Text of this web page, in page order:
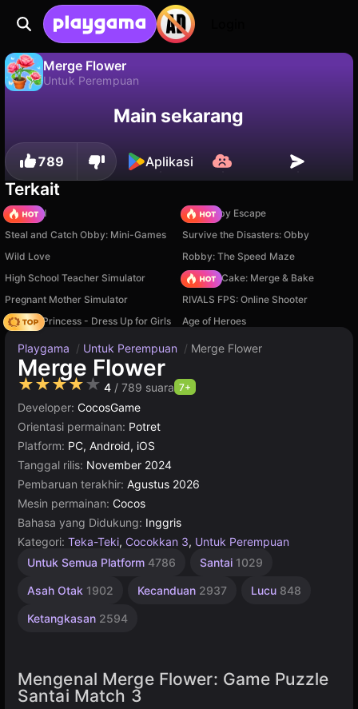
Merge Flower
Untuk Perempuan
Simpan progresnya!
Main sekarang
789 Aplikasi
Terkait
TB World
Your Obby Escape
Steal and Catch Obby: Mini-Games
Survive the Disasters: Obby
Wild Love
Robby: The Speed Maze
High School Teacher Simulator
Piece of Cake: Merge & Bake
Pregnant Mother Simulator
RIVALS FPS: Online Shooter
Fashion Princess - Dress Up for Girls
Age of Heroes
Playgama / Untuk Perempuan / Merge Flower
Merge Flower
★★★★★ 4 / 789 suara 7+
Developer: CocosGame
Orientasi permainan: Potret
Platform: PC, Android, iOS
Tanggal rilis: November 2024
Pembaruan terakhir: Agustus 2026
Mesin permainan: Cocos
Bahasa yang Didukung: Inggris
Kategori: Teka-Teki, Cocokkan 3, Untuk Perempuan
Untuk Semua Platform 4786 Santai 1029
Asah Otak 1902 Kecanduan 2937 Lucu 848
Ketangkasan 2594
Desktop
Rekomendasi
Rusia
Online
5026
Cocos
Mengenal Merge Flower: Game Puzzle
Santai Match 3